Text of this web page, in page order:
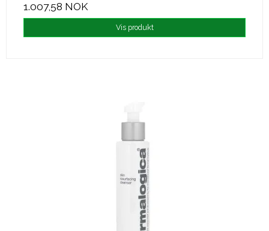
1.007,58 NOK
Vis produkt